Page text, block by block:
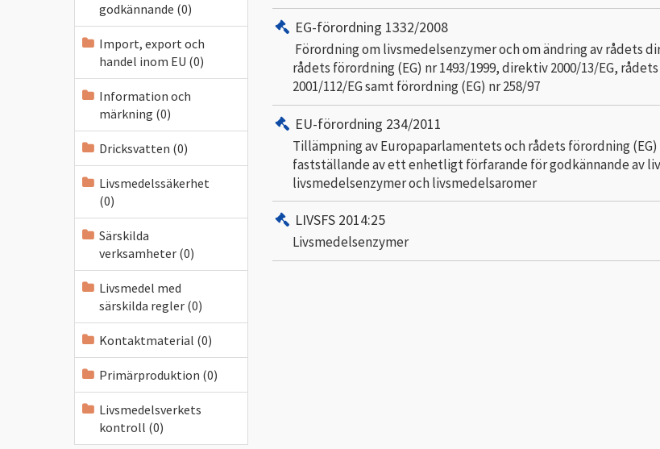
godkännande (0)
Import, export och
handel inom EU (0)
Information och
märkning (0)
Dricksvatten (0)
Livsmedelssäkerhet
(0)
Särskilda
verksamheter (0)
Livsmedel med
särskilda regler (0)
Kontaktmaterial (0)
Primärproduktion (0)
Livsmedelsverkets
kontroll (0)
EG-förordning 1332/2008
Förordning om livsmedelsenzymer och om ändring av rådets
rådets förordning (EG) nr 1493/1999, direktiv 2000/13/EG,
2001/112/EG samt förordning (EG) nr 258/97
EU-förordning 234/2011
Tillämpning av Europaparlamentets och rådets förordning (EG)
fastställande av ett enhetligt förfarande för godkännande av
livsmedelsenzymer och livsmedelsaromer
LIVSFS 2014:25
Livsmedelsenzymer